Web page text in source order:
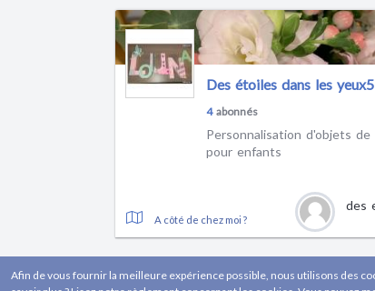
Des étoiles dans les
4abonnés
Personnalisation d'objets de
pour enfants
A côté de chez moi ?
Afin de vous fournir la meilleure expérience possible, nous utilisons des